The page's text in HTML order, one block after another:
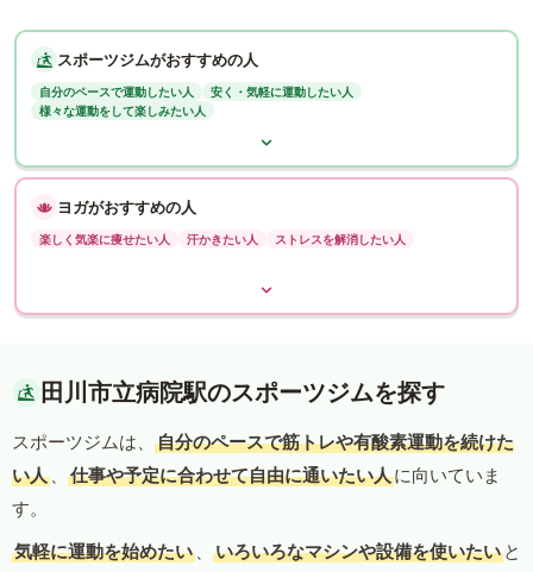
スポーツジムがおすすめの人
自分のペースで運動したい人
安く・気軽に運動したい人
様々な運動をして楽しみたい人
ヨガがおすすめの人
楽しく気楽に痩せたい人 汗かきたい人 ストレスを解消したい人
田川市立病院駅のスポーツジムを探す
スポーツジムは、
自分のペースで筋トレや有酸素運動を続けた
い人 、 仕事や予定に合わせて自由に通いたい人に向いていま
す。
気軽に運動を始めたい 、 いろいろなマシンや設備を使いたい と